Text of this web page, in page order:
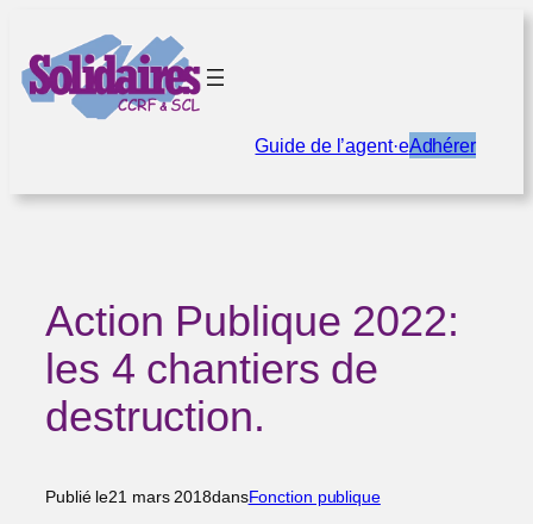
contenu
Guide de l’agent·eAdhérer
Action Publique 2022:
les 4 chantiers de
destruction.
Publié le21 mars 2018dansFonction publique